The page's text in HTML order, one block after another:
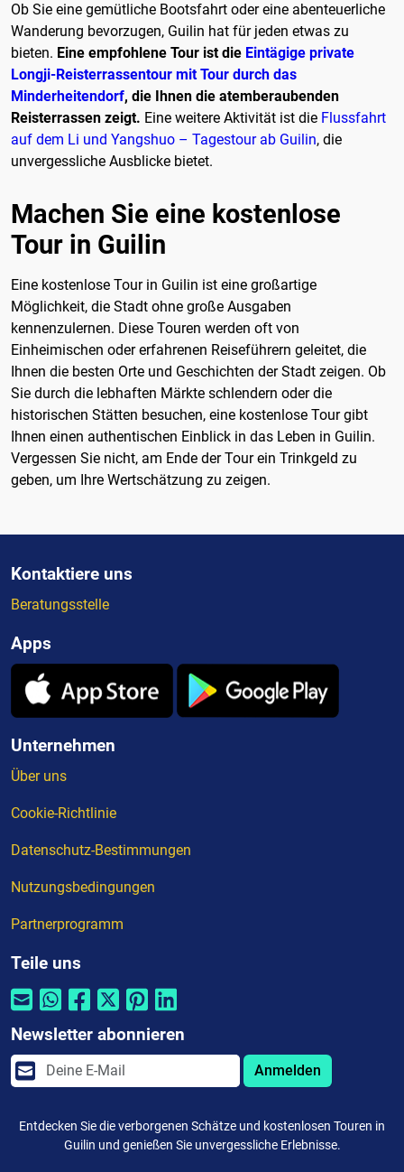
Ob Sie eine gemütliche Bootsfahrt oder eine abenteuerliche
Wanderung bevorzugen, Guilin hat für jeden etwas zu
bieten. Eine empfohlene Tour ist die Eintägige private
Longji-Reisterrassentour mit Tour durch das
Minderheitendorf, die Ihnen die atemberaubenden
Reisterrassen zeigt. Eine weitere Aktivität ist die Flussfahrt
auf dem Li und Yangshuo – Tagestour ab Guilin, die
unvergessliche Ausblicke bietet.
Machen Sie eine kostenlose
Tour in Guilin
Eine kostenlose Tour in Guilin ist eine großartige
Möglichkeit, die Stadt ohne große Ausgaben
kennenzulernen. Diese Touren werden oft von
Einheimischen oder erfahrenen Reiseführern geleitet, die
Ihnen die besten Orte und Geschichten der Stadt zeigen. Ob
Sie durch die lebhaften Märkte schlendern oder die
historischen Stätten besuchen, eine kostenlose Tour gibt
Ihnen einen authentischen Einblick in das Leben in Guilin.
Vergessen Sie nicht, am Ende der Tour ein Trinkgeld zu
geben, um Ihre Wertschätzung zu zeigen.
Kontaktiere uns
Beratungsstelle
Apps
Unternehmen
Über uns
Cookie-Richtlinie
Datenschutz-Bestimmungen
Nutzungsbedingungen
Partnerprogramm
Teile uns
Newsletter abonnieren
Anmelden
Entdecken Sie die verborgenen Schätze und kostenlosen Touren in
Guilin und genießen Sie unvergessliche Erlebnisse.